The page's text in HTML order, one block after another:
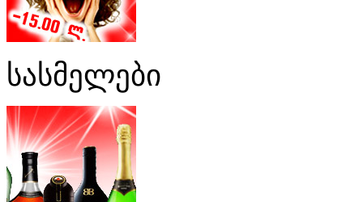
სასმელები